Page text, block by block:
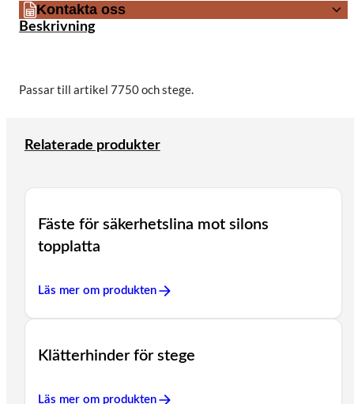
Kontakta oss
Beskrivning
Passar till artikel 7750 och stege.
Relaterade produkter
Fäste för säkerhetslina mot silons
topplatta
Läs mer om produkten
Klätterhinder för stege
Läs mer om produkten